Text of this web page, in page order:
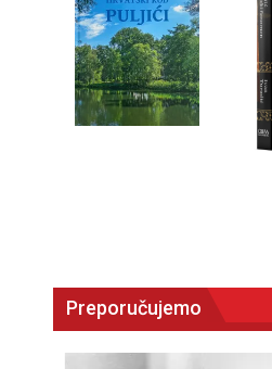
Preporučujemo